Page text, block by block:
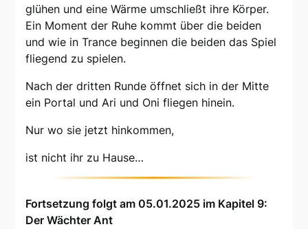
glühen und eine Wärme umschließt ihre Körper.
Ein Moment der Ruhe kommt über die beiden
und wie in Trance beginnen die beiden das Spiel
fliegend zu spielen.
Nach der dritten Runde öffnet sich in der Mitte
ein Portal und Ari und Oni fliegen hinein.
Nur wo sie jetzt hinkommen,
ist nicht ihr zu Hause…
Fortsetzung folgt am 05.01.2025 im Kapitel 9:
Der Wächter Ant